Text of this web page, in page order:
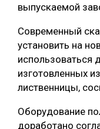
выпускаемой
Современный
установить на
использоваться
изготовленных
лиственницы,
Оборудование
доработано